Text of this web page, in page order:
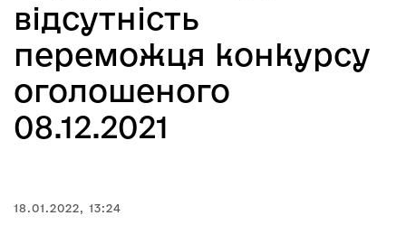
відсутність
переможця конкурсу
оголошеного
08.12.2021
18.01.2022, 13:24